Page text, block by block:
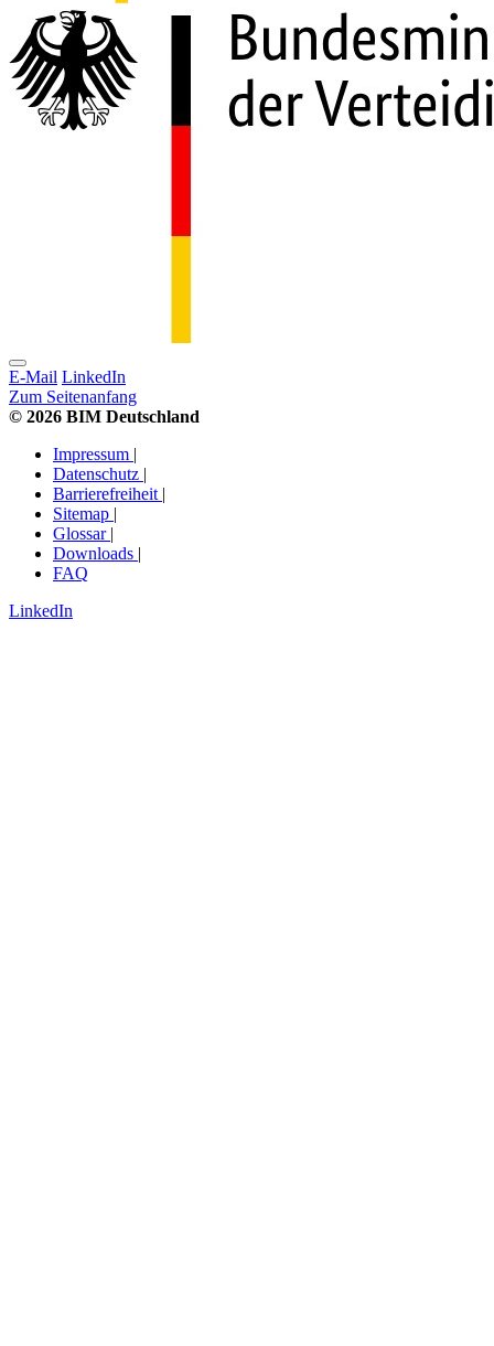
E-Mail LinkedIn
Zum Seitenanfang
© 2026 BIM Deutschland
Impressum |
Datenschutz |
Barrierefreiheit |
Sitemap |
Glossar |
Downloads |
FAQ
LinkedIn